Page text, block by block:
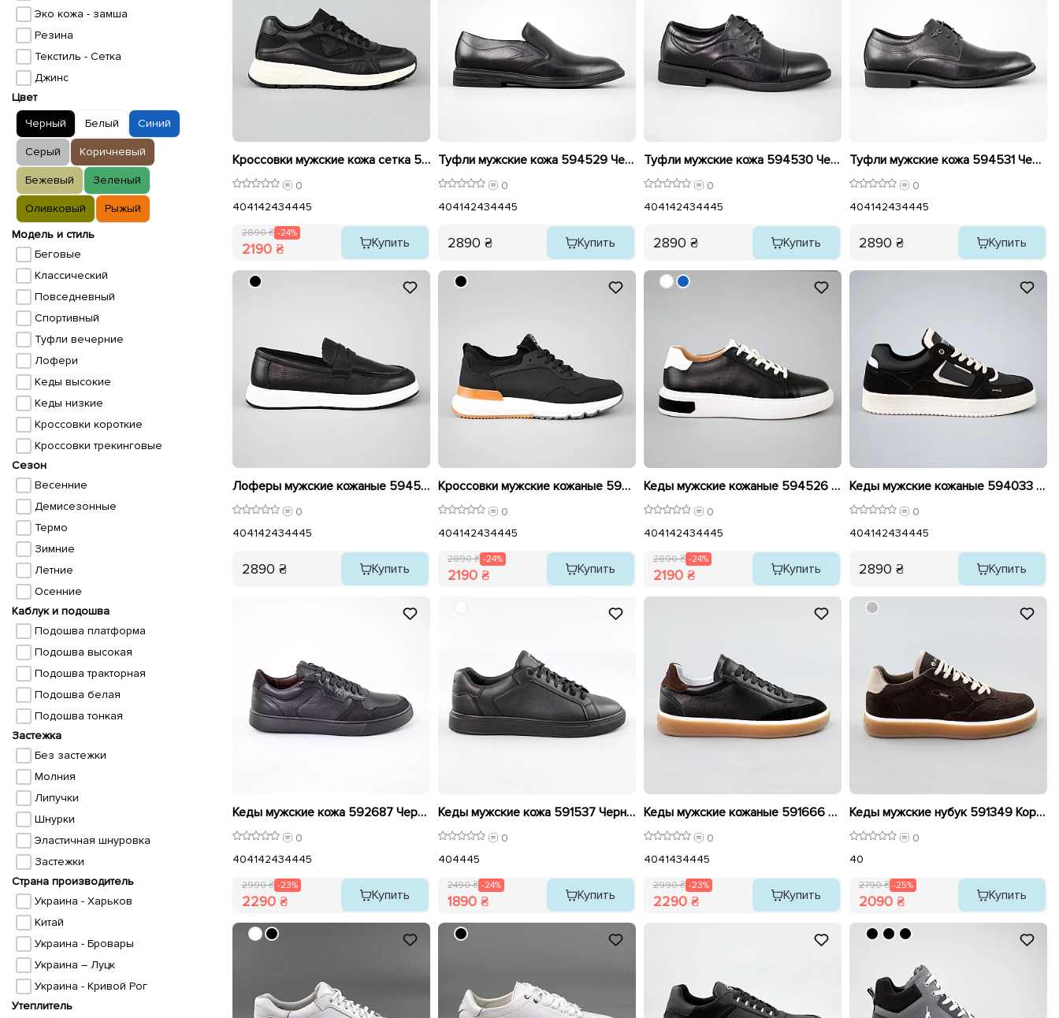
Эко кожа - замша
Резина
Текстиль - Сетка
Джинс
Цвет
Черный
Белый Синий
Серый Коричневый
Бежевый Зеленый
Оливковый
Рыжый
Модель и стиль
Беговые
Классический
Повседневный
Спортивный
Туфли вечерние
Лофери
Кеды высокие
Кеды низкие
Кроссовки короткие
Кроссовки трекинговые
Сезон
Весенние
Демисезонные
Термо
Зимние
Летние
Осенние
Каблук и подошва
Подошва платформа
Подошва высокая
Подошва тракторная
Подошва белая
Подошва тонкая
Застежка
Без застежки
Молния
Липучки
Шнурки
Эластичная шнуровка
Застежки
Страна производитель
Украина - Харьков
Китай
Украина - Бровары
Украина – Луцк
Украина - Кривой Рог
Утеплитель
Кроссовки мужские кожа сетка 594534 Черные распродажа
0
404142434445
2890 ₴ -24%
2190 ₴ Купить
Туфли мужские кожа 594529 Черные
0
404142434445
2890 ₴ Купить
Туфли мужские кожа 594530 Черные
0
404142434445
2890 ₴ Купить
Туфли мужские кожа 594531 Черные
0
404142434445
2890 ₴ Купить
Лоферы мужские кожаные 594532 Черные
0
404142434445
2890 ₴ Купить
Кроссовки мужские кожаные 594535 Черные распродажа
0
404142434445
2890 ₴ -24%
2190 ₴ Купить
Кеды мужские кожаные 594526 Черные распродажа
0
404142434445
2890 ₴ -24%
2190 ₴ Купить
Кеды мужские кожаные 594033 Черные
0
404142434445
2890 ₴ Купить
Кеды мужские кожа 592687 Черные распродажа
0
404142434445
2990 ₴ -23%
2290 ₴ Купить
Кеды мужские кожа 591537 Черные распродажа
0
404445
2490 ₴ -24%
1890 ₴ Купить
Кеды мужские кожаные 591666 Черные распродажа
0
4041434445
2990 ₴ -23%
2290 ₴ Купить
Кеды мужские нубук 591349 Коричневые распродажа
0
40
2790 ₴ -25%
2090 ₴ Купить